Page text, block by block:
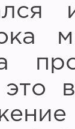
это